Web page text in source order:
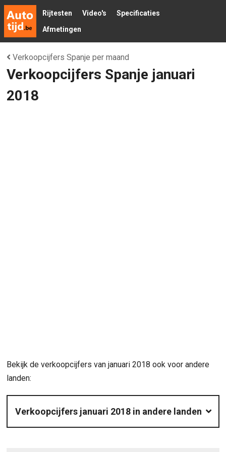
Rijtesten Video's
Specificaties
Afmetingen
Verkoopcijfers Spanje per maand
Verkoopcijfers Spanje januari
2018
Bekijk de verkoopcijfers van januari 2018 ook voor andere
landen:
Verkoopcijfers januari 2018 in andere landen